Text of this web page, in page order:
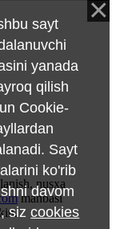
nusxa
manbasi
sayt
yanada
qilish
Cookie-
Sayt
ko'rib
davom
sizcookies